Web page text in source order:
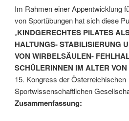
Im Rahmen einer Appentwicklung
von Sportübungen hat sich diese
„KINDGERECHTES PILATES
HALTUNGS- STABILISIERUNG
VON WIRBELSÄULEN-
SCHÜLERINNEN IM ALTER
15. Kongress der Österreichischen
Sportwissenschaftlichen
Zusammenfassung: